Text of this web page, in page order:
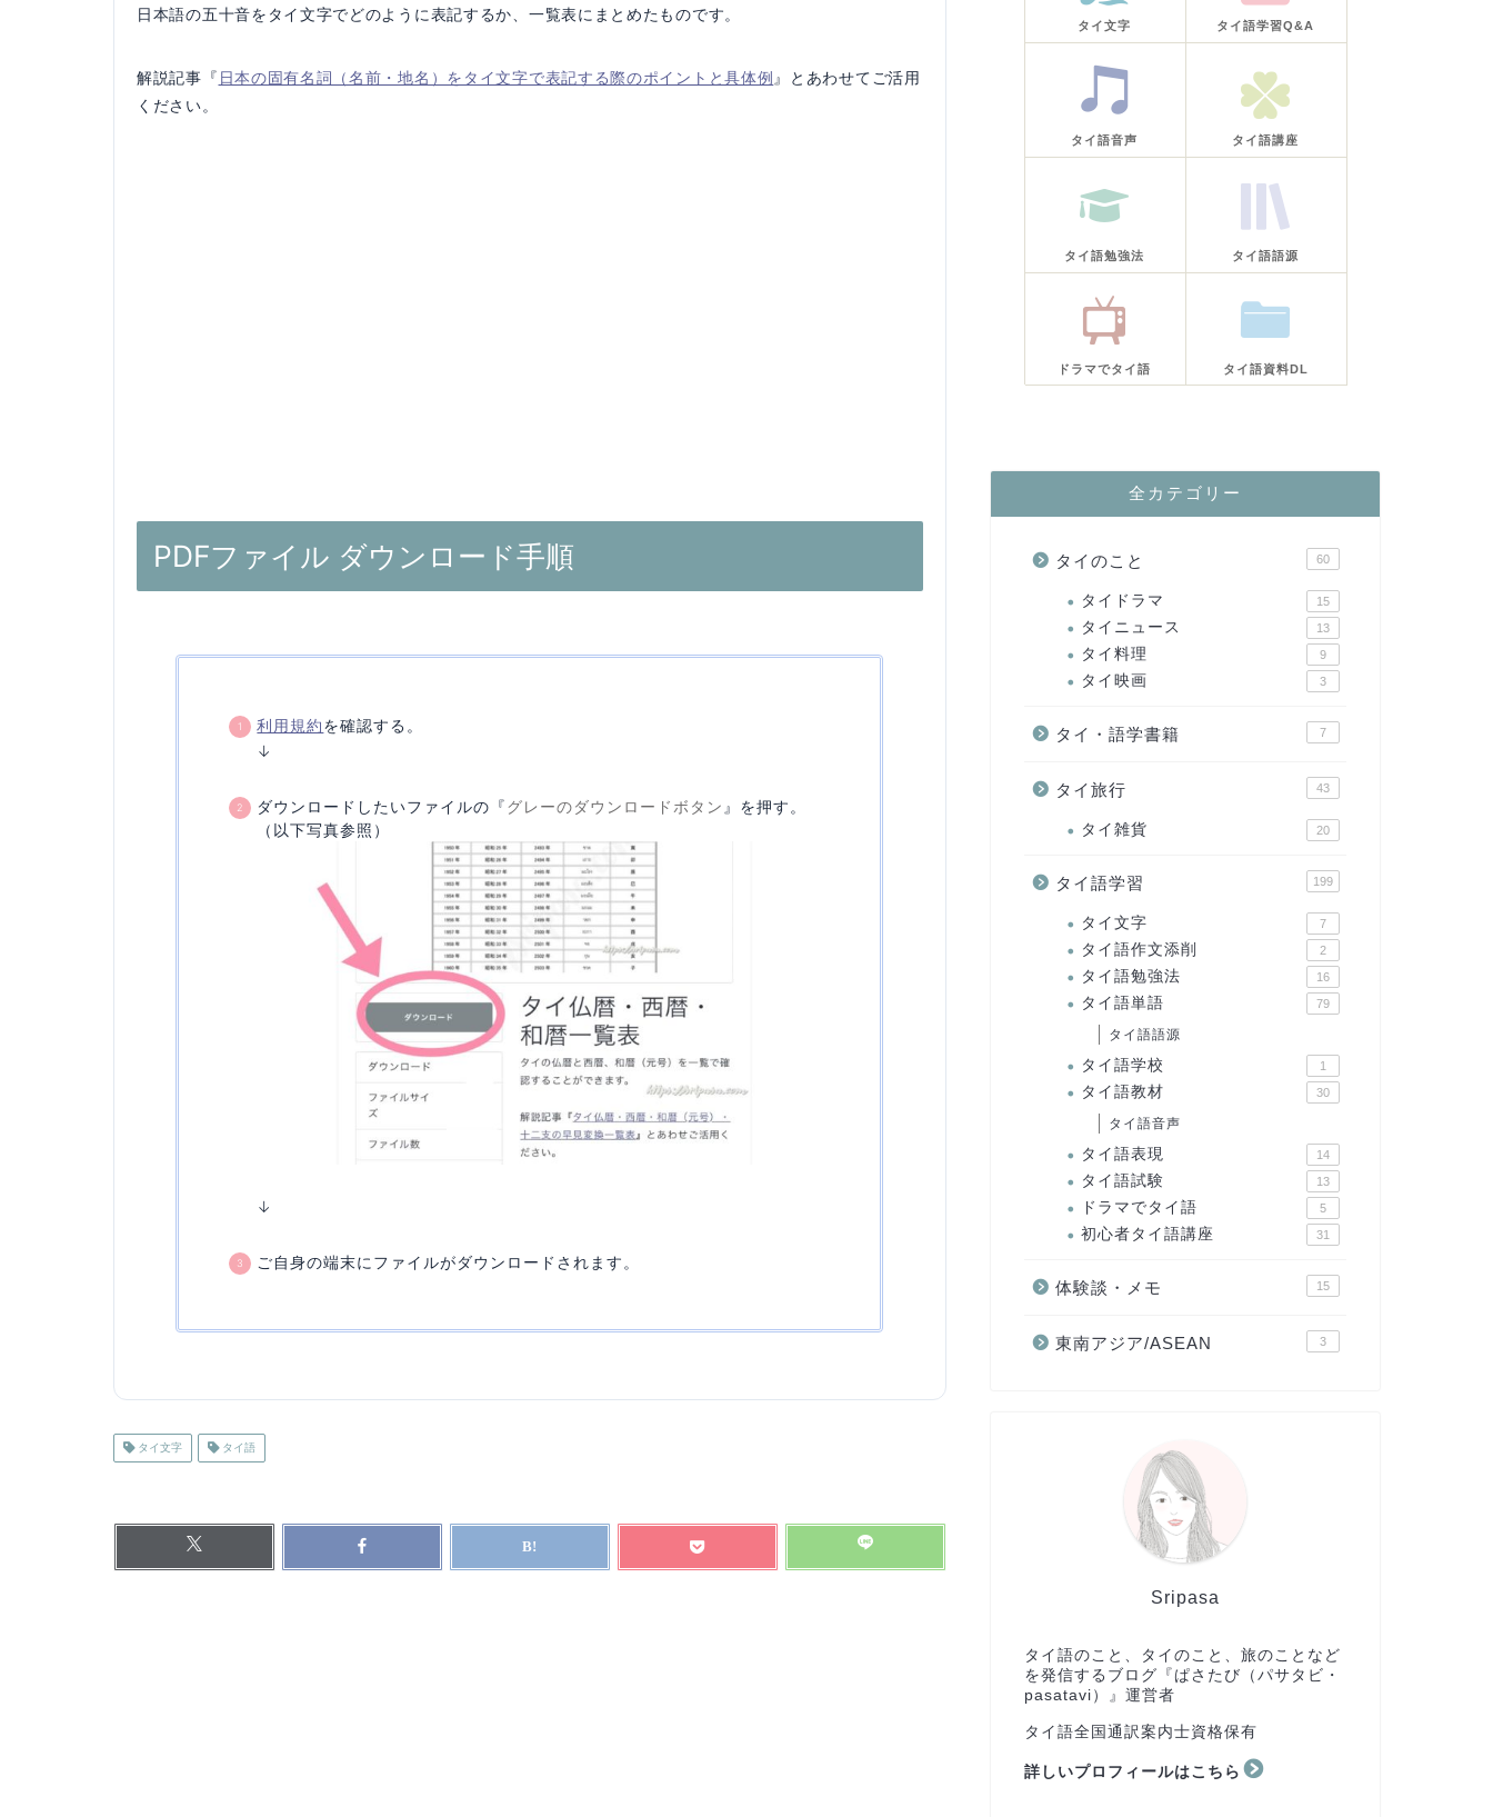
日本語の五十音をタイ文字でどのように表記するか、一覧表にまとめたものです。
解説記事『 日本の固有名詞（名前・地名）をタイ文字で表記する際のポイントと具体例 』とあわせてご活用
ください。
PDFファイル ダウンロード手順
利用規約を確認する。
↓
ダウンロードしたいファイルの『グレーのダウンロードボタン』を押す。
（以下写真参照）
↓
ご自身の端末にファイルがダウンロードされます。
タイ文字 タイ語
タイ文字 タイ語学習Q&A
タイ語音声 タイ語講座
タイ語勉強法 タイ語語源
ドラマでタイ語 タイ語資料DL
全カテゴリー
タイのこと 60
タイドラマ 15
タイニュース 13
タイ料理 9
タイ映画 3
タイ・語学書籍 7
タイ旅行 43
タイ雑貨 20
タイ語学習 199
タイ文字 7
タイ語作文添削 2
タイ語勉強法 16
タイ語単語 79
タイ語語源
タイ語学校 1
タイ語教材 30
タイ語音声
タイ語表現 14
タイ語試験 13
ドラマでタイ語 5
初心者タイ語講座 31
体験談・メモ 15
東南アジア/ASEAN 3
Sripasa
タイ語のこと、タイのこと、旅のことなど
を発信するブログ『ぱさたび（パサタビ・
pasatavi）』運営者
タイ語全国通訳案内士資格保有
詳しいプロフィールはこちら